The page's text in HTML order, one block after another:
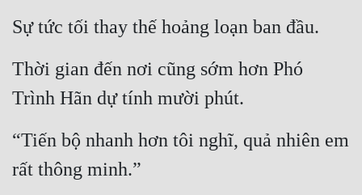
Mưu Mô
Mạt Thế
Mỹ Thực
Ngôn Tình
Ngược
Sự tức tối thay thế hoảng loạn ban đầu.
Thời gian đến nơi cũng sớm hơn Phó
Trình Hãn dự tính mười phút.
“Tiến bộ nhanh hơn tôi nghĩ, quả nhiên em
rất thông minh.”